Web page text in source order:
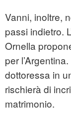
Vanni, inoltre,
passi indietro.
Ornella
per
dottoressa in
rischierà di
matrimonio.